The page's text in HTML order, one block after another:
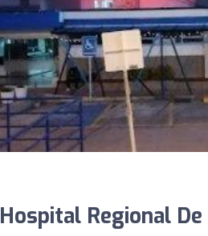
Hospital Regional